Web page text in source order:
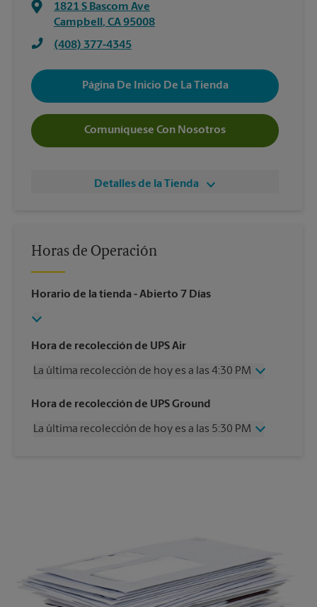
1821 S Bascom Ave
Campbell , CA95008
(408) 377-4345
Página De Inicio De La Tienda
Comuníquese Con Nosotros
Detalles de la Tienda
Horas de Operación
Horario de la tienda - Abierto 7 Días
Hora de recolección de UPS Air
La última recolección de hoy es a las 4:30 PM
Miércoles
4:30 PM
Viernes
4:30 PM
Hora de recolección de UPS Ground
La última recolección de hoy es a las 5:30 PM
5:30 PM